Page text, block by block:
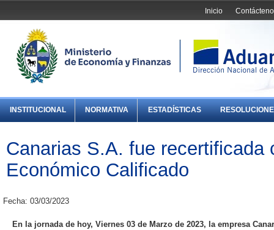
Inicio
INSTITUCIONAL NORMATIVA ESTADÍSTICAS
Canarias S.A. fue recertificada
Económico Calificado
Fecha: 03/03/2023
En la jornada de hoy, Viernes 03 de Marzo de 2023, la empresa